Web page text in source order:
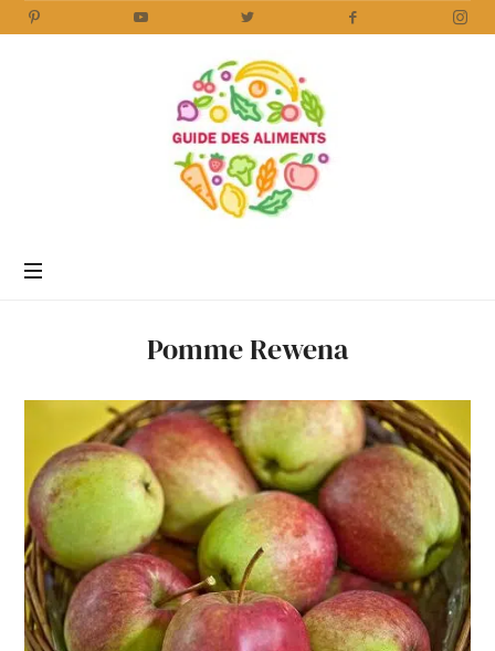
Aliments
www.guidedesaliments.comPomme Rewena